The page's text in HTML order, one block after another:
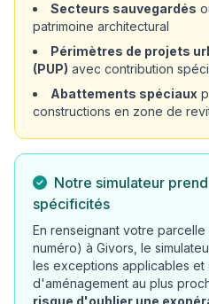
Secteurs sauvegardés
patrimoine architectural
Périmètres de projets
(PUP) avec contribution
Abattements spéciaux
constructions en zone de
Notre simulateur
spécificités
En renseignant votre
numéro) à Givors, le
les exceptions applicables et
d'aménagement au plus
risque d'oublier une